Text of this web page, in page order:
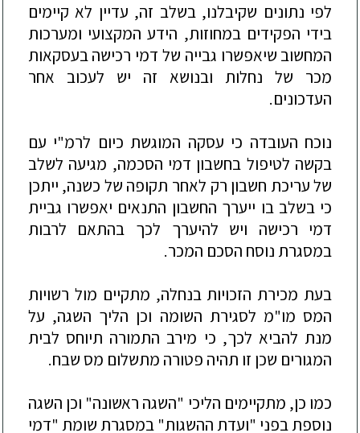
לפי נתונים שקיבלנו,בשלב זה, עדיין לא קיימים
בידי הפקידיםבמחוזות, הידע המקצועי ומערכות
המחשוב שיאפשרו גבייה של דמי רכישהבעסקאות
מכר של נחלות ובנושא זה יש לעכוב אחר
העדכונים.
נוכח העובדה כי עסקה המוגשת כיום לרמ"י עם
בקשה לטיפול בחשבון דמי הסכמה, מגיעה לשלב
שלעריכת חשבון רק לאחר תקופה של כשנה, ייתכן
כי בשלבבו ייערך החשבון התנאים יאפשרו גביית
דמי רכישה ויש להיערך לכך בהתאם לרבות
במסגרת נוסח הסכם המכר.
בעת מכירת הזכויותבנחלה, מתקיים מול רשויות
המס מו"מ לסגירת השומה וכן הליך השגה, על
מנת להביא לכך, כי מירב התמורה תיוחס לבית
המגורים שכן זו תהיה פטורה מתשלום מס שבח.
כמו כן, מתקיימים הליכי "השגה ראשונה" וכן השגה
נוספתבפני "ועדת ההשגות"במסגרת שומת "דמי